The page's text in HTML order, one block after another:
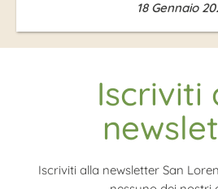
18 Gennaio
Iscriviti
Iscriviti alla newsletter San